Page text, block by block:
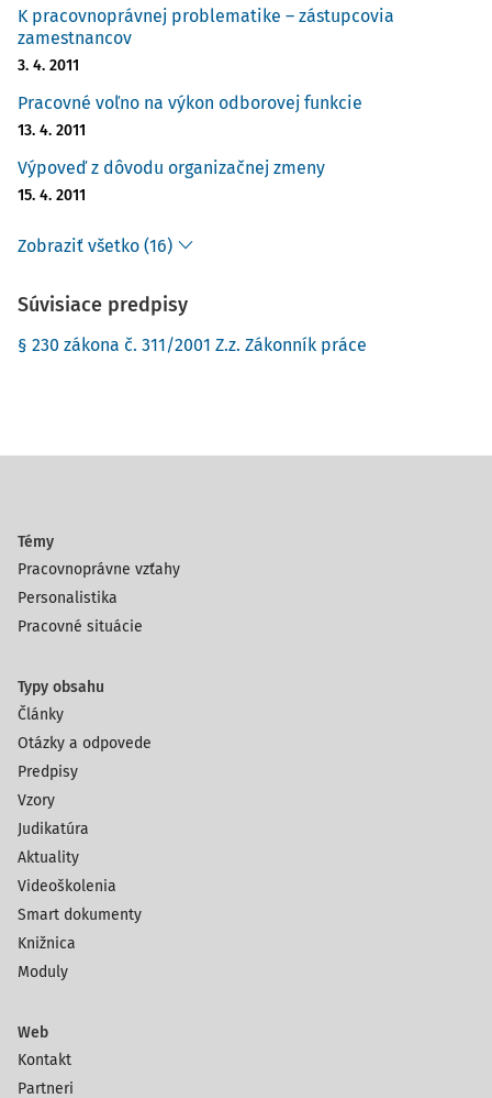
K pracovnoprávnej problematike – zástupcovia
zamestnancov
3. 4. 2011
Pracovné voľno na výkon odborovej funkcie
13. 4. 2011
Výpoveď z dôvodu organizačnej zmeny
15. 4. 2011
Zobraziť všetko (16)
Súvisiace predpisy
§ 230 zákona č. 311/2001 Z.z. Zákonník práce
Témy
Pracovnoprávne vzťahy
Personalistika
Pracovné situácie
Typy obsahu
Články
Otázky a odpovede
Predpisy
Vzory
Judikatúra
Aktuality
Videoškolenia
Smart dokumenty
Knižnica
Moduly
Web
Kontakt
Partneri